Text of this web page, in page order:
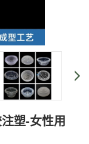
塑-女性用